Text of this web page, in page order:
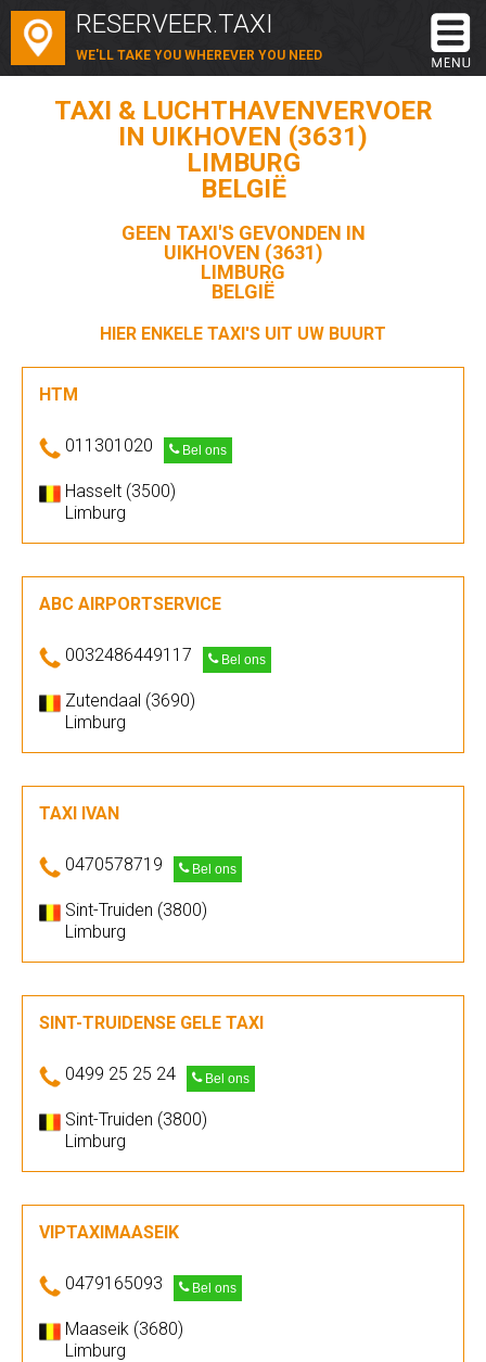
RESERVEER.TAXI
WE'LL TAKE YOU WHEREVER YOU NEED
TAXI & LUCHTHAVENVERVOER
IN UIKHOVEN (3631)
LIMBURG
BELGIË
GEEN TAXI'S GEVONDEN IN
UIKHOVEN (3631)
LIMBURG
BELGIË
HIER ENKELE TAXI'S UIT UW BUURT
HTM
011301020 Bel ons
Hasselt (3500)
Limburg
ABC AIRPORTSERVICE
0032486449117 Bel ons
Zutendaal (3690)
Limburg
TAXI IVAN
0470578719 Bel ons
Sint-Truiden (3800)
Limburg
SINT-TRUIDENSE GELE TAXI
0499 25 25 24 Bel ons
Sint-Truiden (3800)
Limburg
VIPTAXIMAASEIK
0479165093 Bel ons
Maaseik (3680)
Limburg